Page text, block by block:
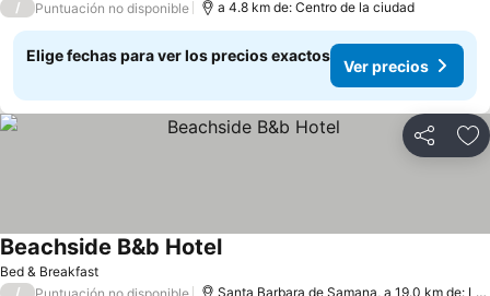
/ Puntuación no disponible a 4.8 km de: Centro de la ciudad
Elige fechas para ver los precios exactos
Ver precios
Compartir
Bed & Breakfast
Beachside B&b Hotel
/ Puntuación no disponible Santa Barbara de Samana, a 19.0 km de: Las Terrenas